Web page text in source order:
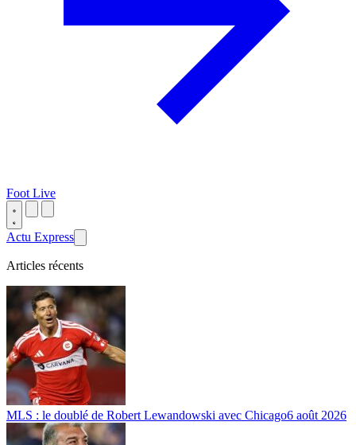
Foot Live
Actu Express
Articles récents
MLS : le doublé de Robert Lewandowski avec Chicago6 août 2026